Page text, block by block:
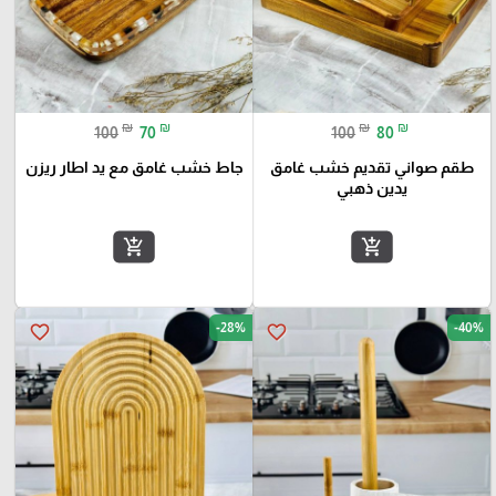
100 ₪ 80 ₪
طقم صواني تقديم خشب غامق
يدين ذهبي
add_shopping_cart
100 ₪ 70 ₪
جاط خشب غامق مع يد اطار ريزن
add_shopping_cart
favorite_border -40%
favorite_border -28%